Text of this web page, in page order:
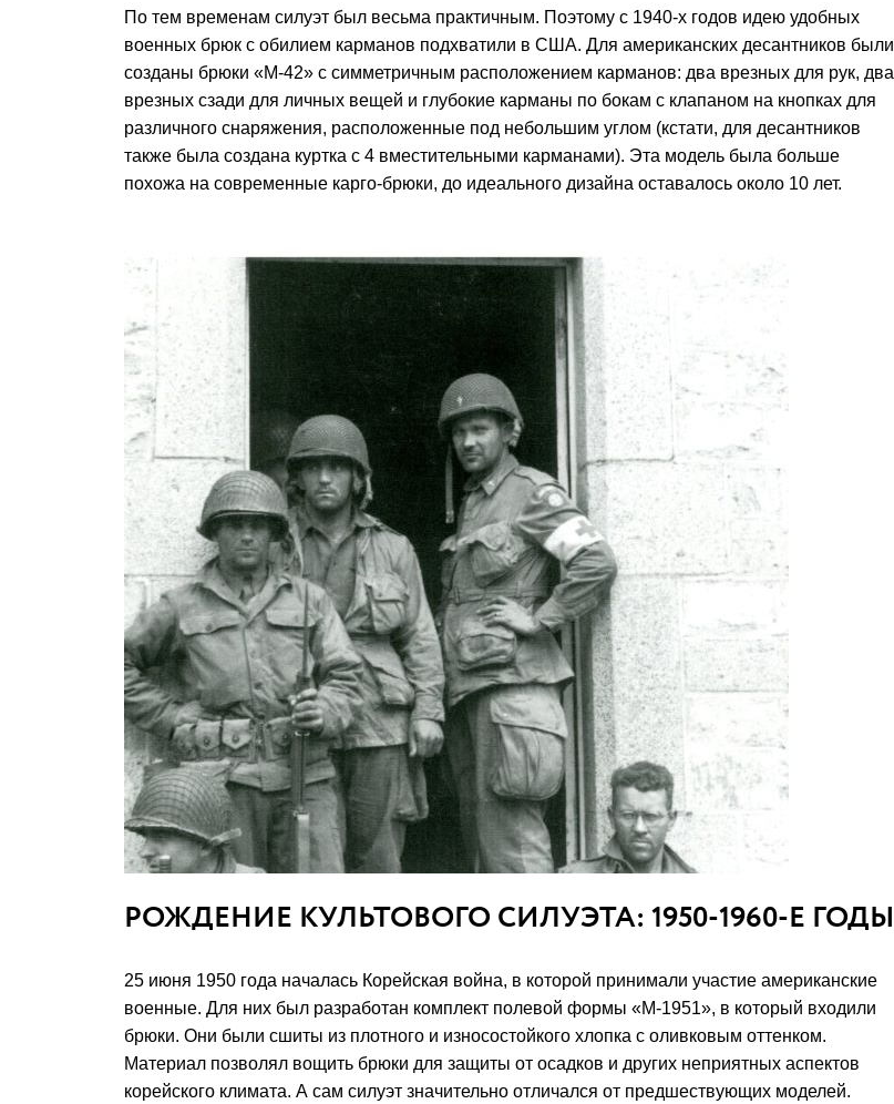
По тем временам силуэт был весьма практичным. Поэтому с 1940-х годов идею удобных
военных брюк с обилием карманов подхватили в США. Для американских десантников были
созданы брюки «M-42» с симметричным расположением карманов: два врезных для рук, два
врезных сзади для личных вещей и глубокие карманы по бокам с клапаном на кнопках для
различного снаряжения, расположенные под небольшим углом (кстати, для десантников
также была создана куртка с 4 вместительными карманами). Эта модель была больше
похожа на современные карго-брюки, до идеального дизайна оставалось около 10 лет.
РОЖДЕНИЕ КУЛЬТОВОГО СИЛУЭТА: 1950-1960-Е ГОДЫ
25 июня 1950 года началась Корейская война, в которой принимали участие американские
военные. Для них был разработан комплект полевой формы «M-1951», в который входили
брюки. Они были сшиты из плотного и износостойкого хлопка с оливковым оттенком.
Материал позволял вощить брюки для защиты от осадков и других неприятных аспектов
корейского климата. А сам силуэт значительно отличался от предшествующих моделей.